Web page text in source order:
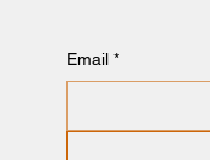
Email *